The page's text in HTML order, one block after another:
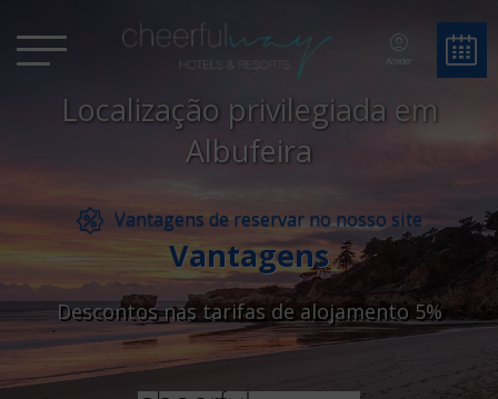
Aceder
Localização privilegiada em
Albufeira
Vantagens de reservar no nosso site
Vantagens
Descontos nas tarifas de alojamento 5%